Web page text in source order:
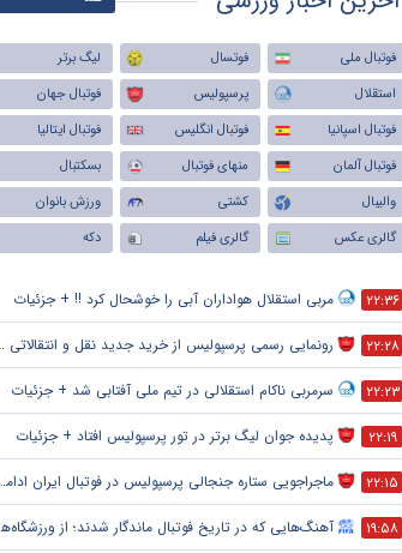
فوتبال ملی فوتسال
لیگ برتر
استقلال
پرسپولیس
فوتبال جهان
فوتبال اسپانیا
فوتبال انگلیس
فوتبال ایتالیا
فوتبال آلمان
منهای فوتبال
بسکتبال
والیبال
کشتی
ورزش بانوان
گالری عکس
گالری فیلم دکه
۲۲:۳۶ مربی استقلال هواداران آبی را خوشحال کرد !! + جزئیات
۲۲:۲۸ رونمایی رسمی پرسپولیس از خرید جدید نقل و انتقالاتی + جزئیات
۲۲:۲۳ سرمربی ناکام استقلالی در تیم ملی آفتابی شد + جزئیات
۲۲:۱۹ پدیده جوان لیگ برتر در تور پرسپولیس افتاد + جزئیات
۲۲:۱۵ ماجراجویی ستاره جنجالی پرسپولیس در فوتبال ایران ادامه دارد + جزئیات
۱۹:۵۸ آهنگ‌هایی که در تاریخ فوتبال ماندگار شدند؛ از ورزشگاه‌های اروپا تا جام جهانی